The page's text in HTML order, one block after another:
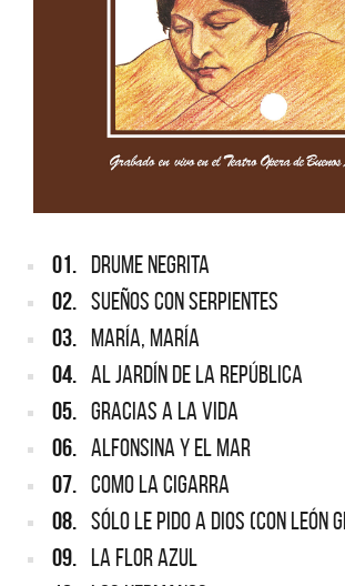
01. DRUME NEGRITA
02. SUEÑOS CON SERPIENTES
03. MARÍA, MARÍA
04. AL JARDÍN DE LA REPÚBLICA
05. GRACIAS A LA VIDA
06. ALFONSINA Y EL MAR
07. COMO LA CIGARRA
08. SÓLO LE PIDO A DIOS (CON LEÓN
09. LA FLOR AZUL